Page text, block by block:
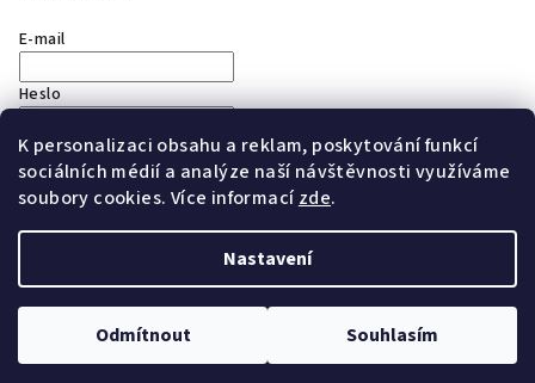
K personalizaci obsahu a reklam, poskytování funkcí
sociálních médií a analýze naší návštěvnosti využíváme
soubory cookies. Více informacízde.
Nastavení
Odmítnout Souhlasím
E-mail
Heslo
Přihlásit se
Nová registraceZapomenuté heslo
Upravit nastavení cookies
Vytvořil Shoptet